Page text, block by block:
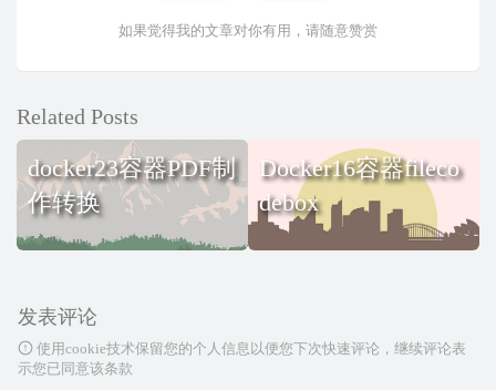
如果觉得我的文章对你有用，请随意赞赏
Related Posts
docker23容器PDF制
作转换
Docker16容器fileco
debox
发表评论
使用cookie技术保留您的个人信息以便您下次快速评论，继续评论表
示您已同意该条款